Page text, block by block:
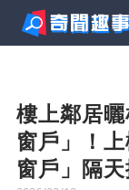
樓上鄰居
窗戶」！
窗戶」隔